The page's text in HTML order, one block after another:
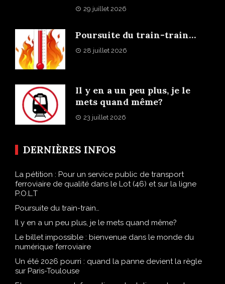
29 juillet 2026
Poursuite du train-train…
28 juillet 2026
Il y en a un peu plus, je le
mets quand même?
23 juillet 2026
DERNIÈRES INFOS
La pétition : Pour un service public de transport
ferroviaire de qualité dans le Lot (46) et sur la ligne
P.O.L.T
Poursuite du train-train…
Il y en a un peu plus, je le mets quand même?
Le billet impossible : bienvenue dans le monde du
numérique ferroviaire
Un été 2026 pourri : quand la panne devient la règle
sur Paris-Toulouse